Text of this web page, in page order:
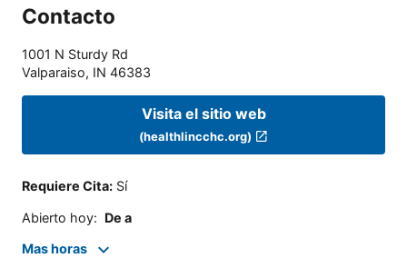
Contacto
1001 N Sturdy Rd
Valparaiso, IN 46383
Visita el sitio web
(healthlincchc.org)
Requiere Cita: Sí
Abierto hoy: De a
Mas horas